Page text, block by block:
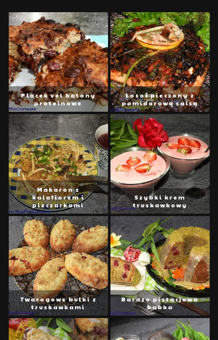
Placek vel batony
proteinowe
Łosoś pieczony z
pomidorową salsą
Makaron z
kalafiorem i
pieczarkami
Szybki krem
truskawkowy
Twarogowe bułki z
truskawkami
Bardzo pistacjowa
babka